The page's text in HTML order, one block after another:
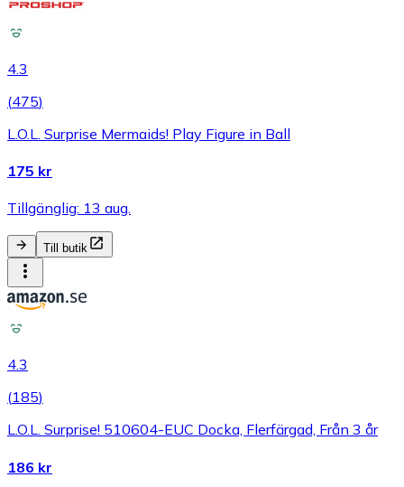
4.3
(475)
L.O.L. Surprise Mermaids! Play Figure in Ball
175 kr
Tillgänglig: 13 aug.
Till butik
4.3
(185)
L.O.L. Surprise! 510604-EUC Docka, Flerfärgad, Från 3 år
186 kr